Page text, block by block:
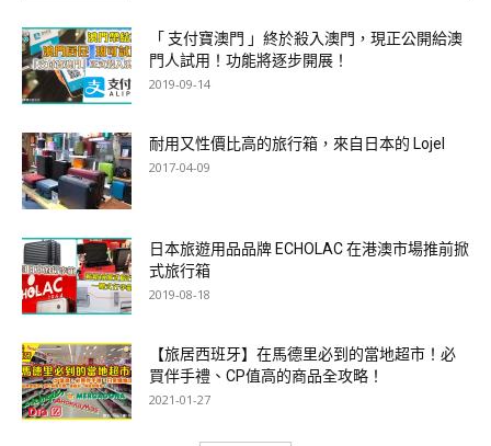
「 支付寶澳門 」終於殺入澳門，現正公開給澳
門人試用！功能將逐步開展！
2019-09-14
耐用又性價比高的旅行箱，來自日本的 Lojel
2017-04-09
日本旅遊用品品牌 ECHOLAC 在港澳市場推前掀
式旅行箱
2019-08-18
【旅居西班牙】在馬德里必到的當地超市！必
買伴手禮、CP值高的商品全攻略！
2021-01-27